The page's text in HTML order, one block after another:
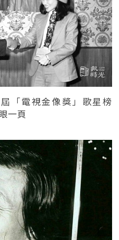
「電視金像獎」歌星榜
一頁